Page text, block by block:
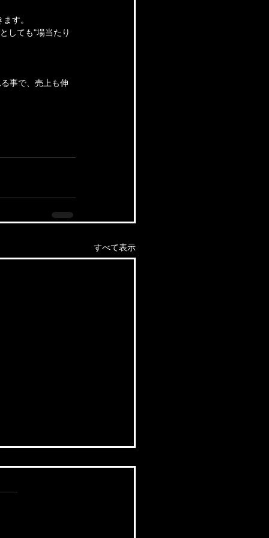
す。
しても"場当たり
事で、売上も伸
すべて表示